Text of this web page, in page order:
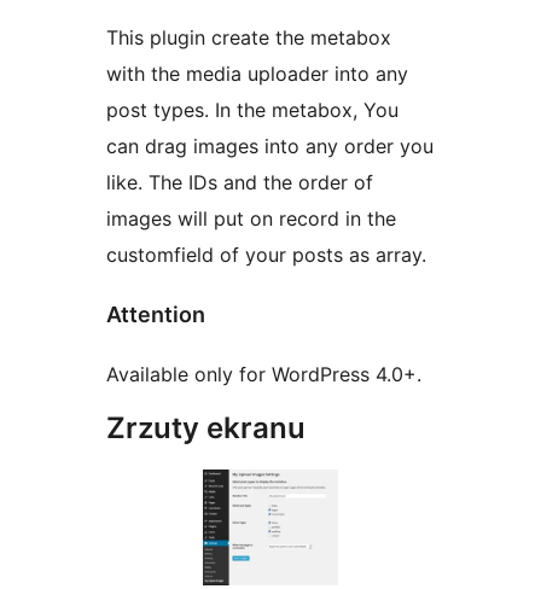
This plugin create the metabox
with the media uploader into any
post types. In the metabox, You
can drag images into any order you
like. The IDs and the order of
images will put on record in the
customfield of your posts as array.
Attention
Available only for WordPress 4.0+.
Zrzuty ekranu